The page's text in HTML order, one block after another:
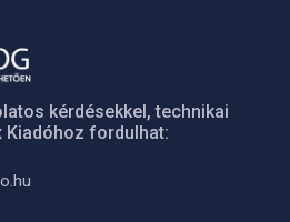
kérdésekkel, technikai
Kiadóhoz fordulhat: